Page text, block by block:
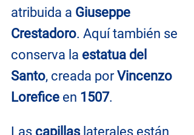
atribuida a Giuseppe
Crestadoro. Aquí también se
conserva la estatua del
Santo, creada por Vincenzo
Lorefice en 1507.
Las capillas laterales están